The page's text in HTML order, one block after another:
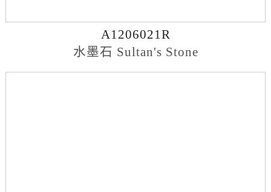
A1206021R
水墨石 Sultan's Stone